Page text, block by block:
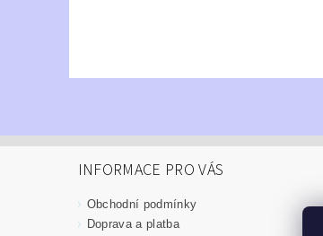
INFORMACE PRO VÁS
Obchodní podmínky
Doprava a platba